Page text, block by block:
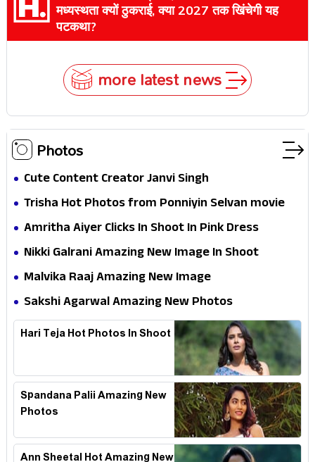
मध्यस्थता क्यों ठुकराई, क्या 2027 तक खिंचेगी यह
पटकथा?
more latest news
Photos
Cute Content Creator Janvi Singh
Trisha Hot Photos from Ponniyin Selvan movie
and Promotionss
Amritha Aiyer Clicks In Shoot In Pink Dress
Nikki Galrani Amazing New Image In Shoot
Malvika Raaj Amazing New Image
Sakshi Agarwal Amazing New Photos
Hari Teja Hot Photos In Shoot
Spandana Palii Amazing New
Photos